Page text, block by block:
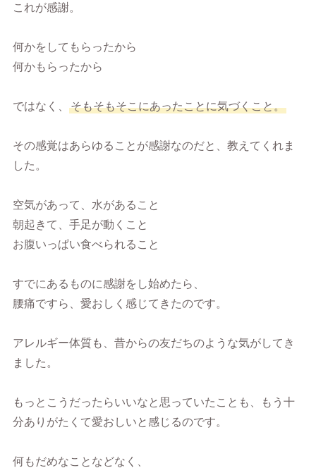
これが感謝。
何かをしてもらったから
何かもらったから
ではなく、 そもそもそこにあったことに気づくこと。
その感覚はあらゆることが感謝なのだと、教えてくれま
した。
空気があって、水があること
朝起きて、手足が動くこと
お腹いっぱい食べられること
すでにあるものに感謝をし始めたら、
腰痛ですら、愛おしく感じてきたのです。
アレルギー体質も、昔からの友だちのような気がしてき
ました。
もっとこうだったらいいなと思っていたことも、もう十
分ありがたくて愛おしいと感じるのです。
何もだめなことなどなく、